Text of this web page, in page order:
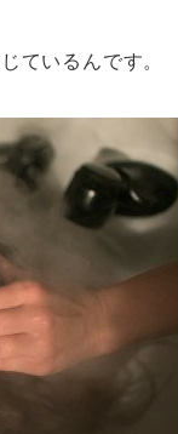
ているんです。